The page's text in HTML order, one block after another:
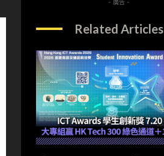
- 廣告 -
Related Articles